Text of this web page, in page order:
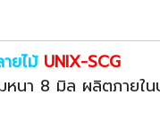
ยไม้ UNIX-SCG
นา 8 มิล ผลิตภายใน